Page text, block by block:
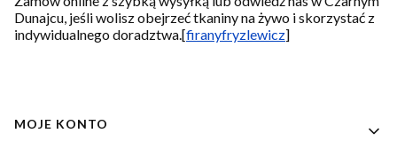
Dunajcu, jeśli wolisz obejrzeć tkaniny na żywo i skorzystać z
indywidualnego doradztwa.[firanyfryzlewicz]
Linki w stopce
MOJE KONTO